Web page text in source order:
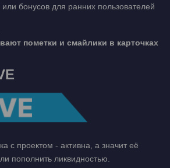
бонусов для ранних пользователей
пометки и смайлики в карточках
с проектом - активна, а значит её
пополнить ликвидностью.